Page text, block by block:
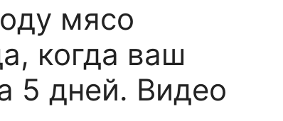
мясо
когда ваш
5 дней. Видео